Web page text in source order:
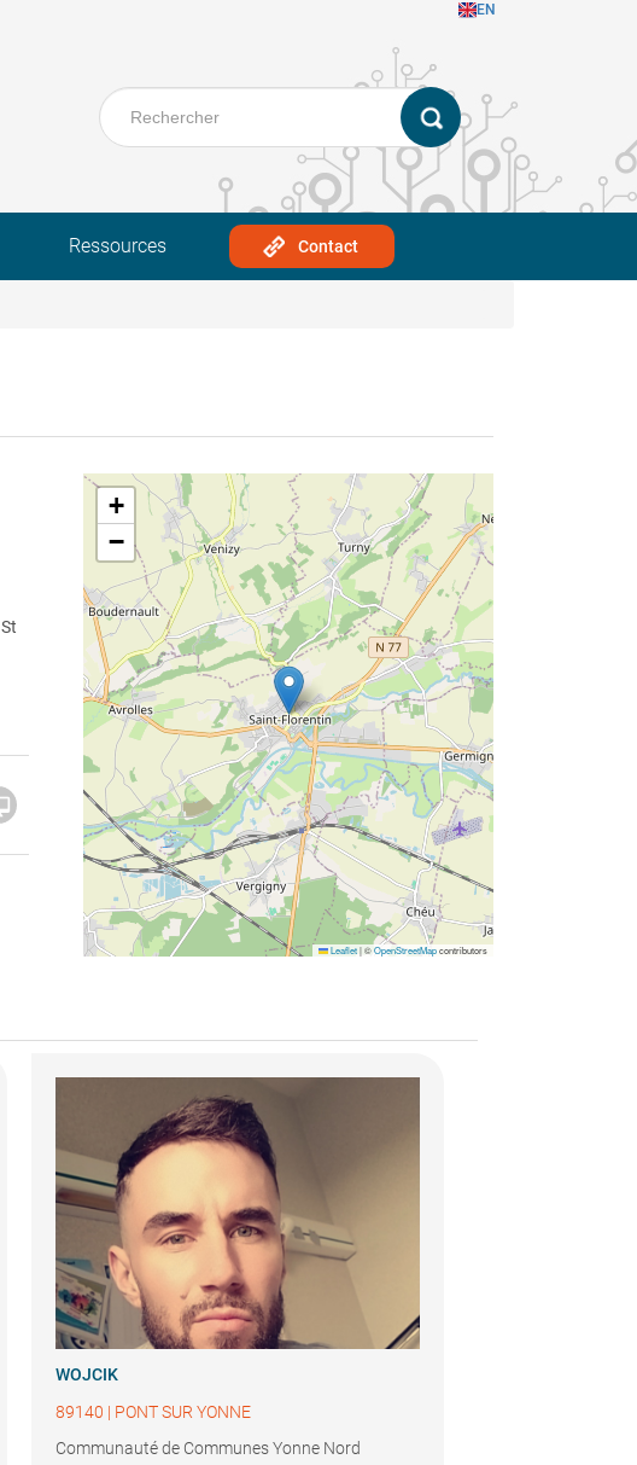
EN
Ressources Contact
+
−
Leaflet |©OpenStreetMapcontributors
WOJCIK
89140 | PONT SUR YONNE
Communauté de Communes Yonne Nord